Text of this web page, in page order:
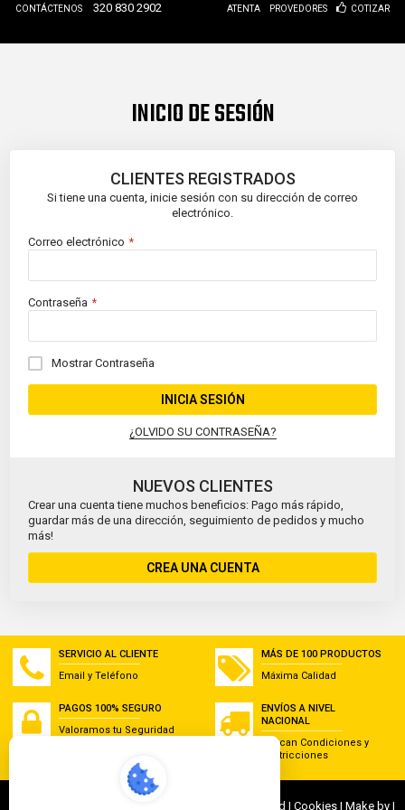
CONTÁCTENOS 320 830 2902 ATENTA PROVEDORES COTIZAR
INICIO DE SESIÓN
CLIENTES REGISTRADOS
Si tiene una cuenta, inicie sesión con su dirección de correo
electrónico.
Correo electrónico
Contraseña
Mostrar Contraseña
INICIA SESIÓN
¿OLVIDO SU CONTRASEÑA?
NUEVOS CLIENTES
Crear una cuenta tiene muchos beneficios: Pago más rápido,
guardar más de una dirección, seguimiento de pedidos y mucho
más!
CREA UNA CUENTA
SERVICIO AL CLIENTE
Email y Teléfono
MÁS DE 100 PRODUCTOS
Máxima Calidad
PAGOS 100% SEGURO
Valoramos tu Seguridad
ENVÍOS A NIVEL
NACIONAL
Aplican Condiciones y
Restricciones
© 2022 G&J Empresas de Acero. All Rights Reserved | Cookies | Make by |